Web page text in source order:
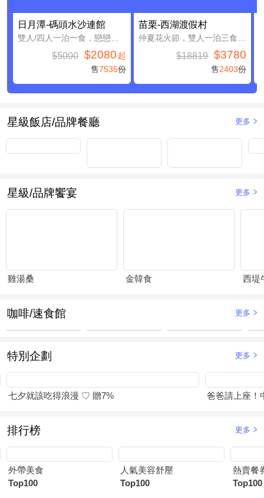
日月潭-碼頭水沙連館
$5000 $2080 起
售7535份
苗栗-西湖渡假村
$18819 $3780
售2403份
星級飯店/品牌餐廳 更多
星級/品牌饗宴 更多
雞湯桑 金韓食 西堤
咖啡/速食館 更多
特別企劃 更多
七夕就該吃得浪漫 ♡ 贈7% 爸爸請上座！
排行榜 更多
外帶美食
Top100
人氣美容舒壓
Top100
熱賣餐
Top100